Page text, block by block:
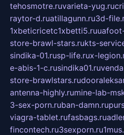
tehosmotre.ruvarieta-yug.ru
raytor-d.ruatillagunn.ru3d-
1xbeticricetc1xbetti5.ru
store-brawl-stars.rukts-
sindika-01.rusp-life.rux-
e-abis-1-c.rusindika01.ru
store-brawlstars.ru
antenna-highly.rumine-lab-
3-sex-porn.ruban-damn.ru
viagra-tablet.rufasbags.ru
fincontech.ru3sexporn.ru